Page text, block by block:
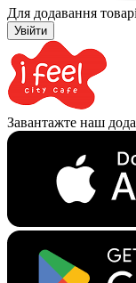
Для додавання
Увійти
Завантажте наш